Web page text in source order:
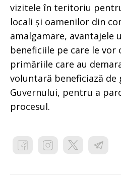
vizitele în teritoriu
locali și oamenilor din
amalgamare, avantajele
beneficiile pe care le vor
primăriile care au
voluntară beneficiază
Guvernului, pentru a
procesul.